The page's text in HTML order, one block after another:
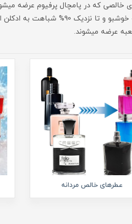
خالصی که در پامچال پرفیوم عرضه
و رایحه خوشبو و تا
عرضه میشوند.
عطرهای خالص مردانه